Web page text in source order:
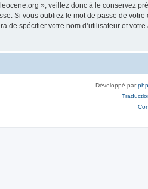
», veillez donc à le conservez
Si vous oubliez le mot de passe de
de spécifier votre nom d’utilisateur et
Développé par